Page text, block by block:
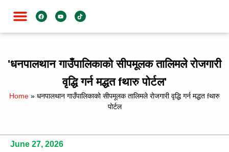
'धनपालथान गाउँपालिकाको सीपमूलक तालिमले रोजगारी
वृद्धि गर्न मद्धत fथारु पोर्टल'
Home » धनपालथान गाउँपालिकाको सीपमूलक तालिमले रोजगारी वृद्धि गर्न मद्धत fथारु
पोर्टल
June 27, 2026